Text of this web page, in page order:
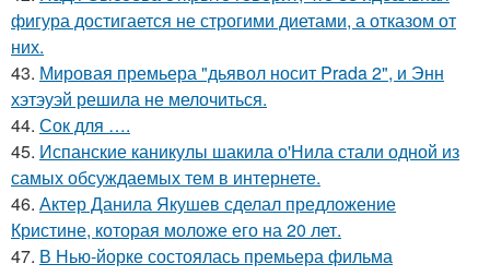
фигура достигается не строгими диетами, а отказом от
них.
43. Мировая премьера "дьявол носит Prada 2", и Энн
хэтэуэй решила не мелочиться.
44. Сок для ….
45. Испанские каникулы шакила о'Нила стали одной из
самых обсуждаемых тем в интернете.
46. Актер Данила Якушев сделал предложение
Кристине, которая моложе его на 20 лет.
47. В Нью-йорке состоялась премьера фильма